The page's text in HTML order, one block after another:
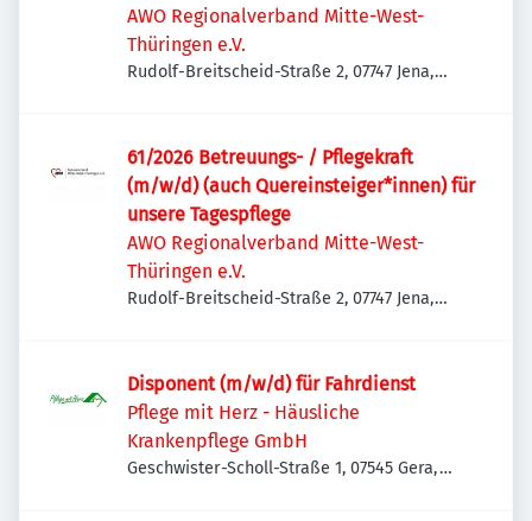
AWO Regionalverband Mitte-West-
Thüringen e.V.
Rudolf-Breitscheid-Straße 2, 07747 Jena,
61/2026 Betreuungs- / Pflegekraft
(m/w/d) (auch Quereinsteiger*innen) für
unsere Tagespflege
AWO Regionalverband Mitte-West-
Thüringen e.V.
Rudolf-Breitscheid-Straße 2, 07747 Jena,
Disponent (m/w/d) für Fahrdienst
Pflege mit Herz - Häusliche
Krankenpflege GmbH
Geschwister-Scholl-Straße 1, 07545 Gera,